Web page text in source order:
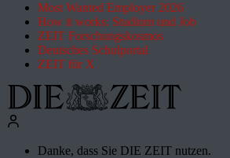
Most Wanted Employer 2026
How it works: Studium und Job
ZEIT Forschungskosmos
Deutsches Schulportal
ZEIT für X
Danke, dass Sie DIE ZEIT nutzen.